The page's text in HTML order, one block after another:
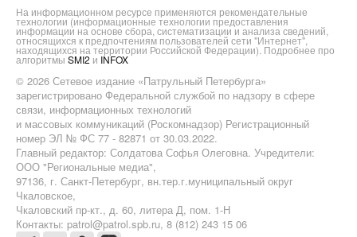
На информационном ресурсе применяются рекомендательные
технологии (информационные технологии предоставления
информации на основе сбора, систематизации и анализа сведений,
относящихся к предпочтениям пользователей сети "Интернет",
находящихся на территории Российской Федерации). Подробнее про
алгоритмы SMI2 и INFOX
© 2026 Сетевое издание «Патрульный Петербурга»
зарегистрировано Федеральной службой по надзору в сфере
связи, информационных технологий
и массовых коммуникаций (Роскомнадзор) Регистрационный
номер ЭЛ № ФС 77 - 82871 от 30.03.2022.
Главный редактор: Солдатова Софья Олеговна. Учредители:
ООО "Региональные медиа",
97136, г. Санкт-Петербург, вн.тер.г.муниципальный округ
Чкаловское,
Чкаловский пр-кт., д. 60, литера Д, пом. 1-Н
Контакты: patrol@patrol.spb.ru, 8 (812) 243 15 06